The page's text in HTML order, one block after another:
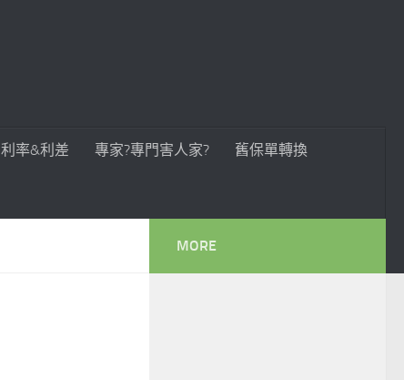
利率&利差 專家?專門害人家? 舊保單轉換
MORE